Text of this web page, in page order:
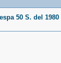
50 S. del